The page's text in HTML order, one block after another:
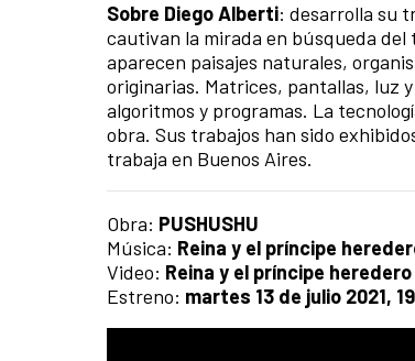
Sobre Diego Alberti: desarrolla su
cautivan la mirada en búsqueda
aparecen paisajes naturales,
originarias. Matrices, pantallas, luz
algoritmos y programas. La
obra. Sus trabajos han sido
trabaja en Buenos Aires.
Obra: PUSHUSHU
Música: Reina y el príncipe
Video: Reina y el príncipe heredero
Estreno: martes 13 de julio 2021,